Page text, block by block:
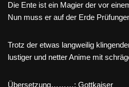
Die Ente ist ein Magier der vor
Nun muss er auf der Erde
Trotz der etwas langweilig
lustiger und netter Anime mit
Übersetzung………: Gottkaiser